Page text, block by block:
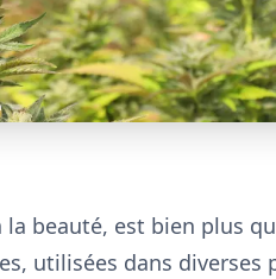
la beauté, est bien plus
utilisées dans diverses